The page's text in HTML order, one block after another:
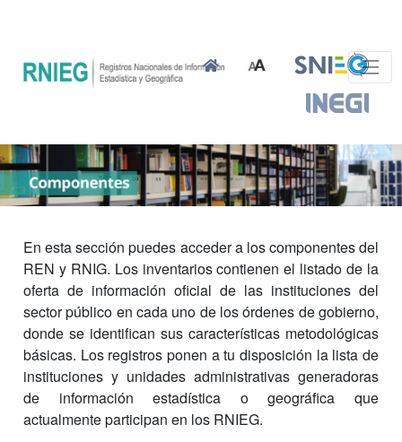
En esta sección puedes acceder a los componentes del
REN y RNIG. Los inventarios contienen el listado de la
oferta de información oficial de las instituciones del
sector público en cada uno de los órdenes de gobierno,
donde se identifican sus características metodológicas
básicas. Los registros ponen a tu disposición la lista de
instituciones y unidades administrativas generadoras
de información estadística o geográfica que
actualmente participan en los RNIEG.